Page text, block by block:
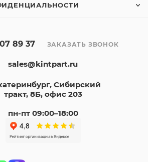
89 37 ЗАКАЗАТЬ ЗВОНОК
sales@kintpart.ru
Сибирский
тракт, 8Б, офис 203
пн-пт 09:00–18:00